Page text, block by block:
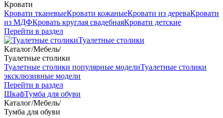
Кровати
Кровати тканевыеКровати кожаныеКровати из дереваКровати
из МДФКровать круглая свадебнаяКровати детские
Перейти в раздел
Туалетные столики
Каталог/Мебель/
Туалетные столики
Туалетные столики популярные моделиТуалетные столики
эксклюзивные модели
Перейти в раздел
ШкафТумба для обуви
Каталог/Мебель/
Тумба для обуви